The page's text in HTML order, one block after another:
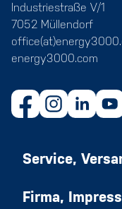
Industriestraße V/1
7052 Müllendorf
energy3000.com
Service,
Firma,